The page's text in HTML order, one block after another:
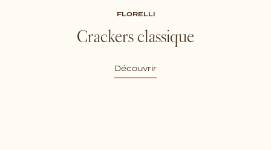
FLORELLI
Crackers classique
Découvrir